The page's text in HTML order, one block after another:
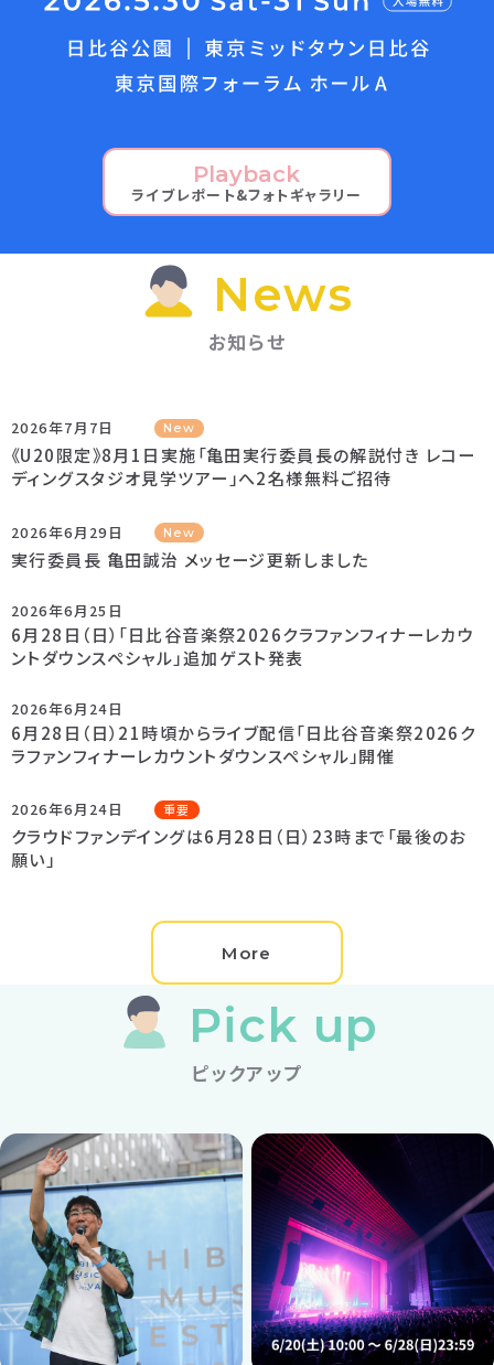
Playback
ライブレポート&フォトギャラリー
News
お知らせ
2026年7月7日 New
《U20限定》8月1日実施「亀田実行委員長の解説付き レコー
ディングスタジオ見学ツアー」へ2名様無料ご招待
2026年6月29日 New
実行委員長 亀田誠治 メッセージ更新しました
2026年6月25日
6月28日（日）「日比谷音楽祭2026クラファンフィナーレカウ
ントダウンスペシャル」追加ゲスト発表
2026年6月24日
6月28日（日）21時頃からライブ配信「日比谷音楽祭2026ク
ラファンフィナーレカウントダウンスペシャル」開催
2026年6月24日 重要
クラウドファンデイングは6月28日（日）23時まで「最後のお
願い」
More
Pick up
ピックアップ